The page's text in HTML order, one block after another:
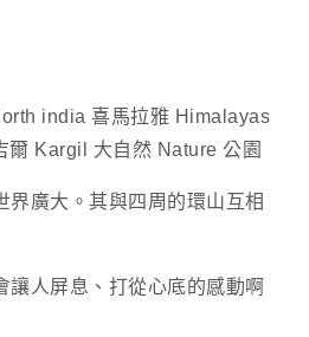
界廣大。其與四周的環山互相
讓人屏息、打從心底的感動啊